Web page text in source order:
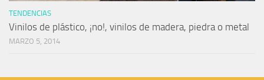
TENDENCIAS
Vinilos de plástico, ¡no!, vinilos de madera, piedra o metal
MARZO 5, 2014